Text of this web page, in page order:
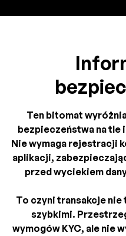
Ten bitomat
bezpieczeństwa na tle
Nie wymaga rejestracji
aplikacji,
przed wyciekiem
To czyni transakcje
szybkimi.
wymogów KYC, ale nie